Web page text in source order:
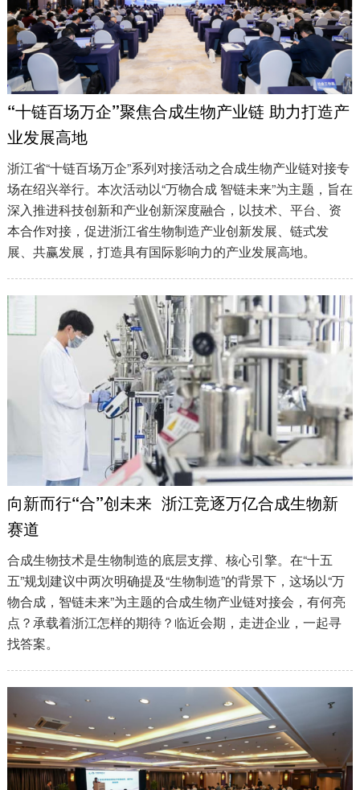
“十链百场万企”聚焦合成生物产业链 助力打造产
业发展高地
浙江省“十链百场万企”系列对接活动之合成生物产业链对接专
场在绍兴举行。本次活动以“万物合成 智链未来”为主题，旨在
深入推进科技创新和产业创新深度融合，以技术、平台、资
本合作对接，促进浙江省生物制造产业创新发展、链式发
展、共赢发展，打造具有国际影响力的产业发展高地。
向新而行“合”创未来 浙江竞逐万亿合成生物新
赛道
合成生物技术是生物制造的底层支撑、核心引擎。在“十五
五”规划建议中两次明确提及“生物制造”的背景下，这场以“万
物合成，智链未来”为主题的合成生物产业链对接会，有何亮
点？承载着浙江怎样的期待？临近会期，走进企业，一起寻
找答案。